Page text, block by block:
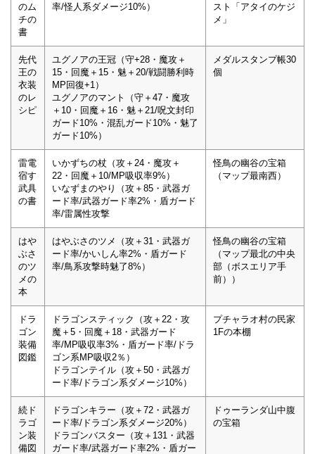
のム
チの
書
率/怪人系ダメージ10%）
スト「アタイのケジ
メ」
先代
王の
衣装
のレ
シピ
ユグノアの王冠（守+28・魔攻＋
15・回魔＋15・魅＋20/戦闘勝利時
MP回復+1）
ユグノアのマント（守＋47・魔攻
＋10・回魔＋16・魅＋21/呪文封印
ガード10%・混乱ガード10%・魅了
ガード10%）
メダルスタンプ帳30
個
雷電
宿す
武具
の書
いかずちの杖（攻＋24・魔攻＋
22・回魔＋10/MP吸収率9%）
いなずまのやり（攻＋85・武器ガ
ード率/武器ガード率2%・盾ガード
率/雷属性攻撃
怪鳥の幽谷の宝箱
（マップ最南西）
はや
ぶさ
のツ
メの
本
はやぶさのツメ（攻＋31・武器ガ
ード率/かいしん率2%・盾ガード
率/鳥系攻撃時魅了8%）
怪鳥の幽谷の宝箱
（マップ最北の中央
部（ボスエリア手
前））
ドラ
ゴン
装備
図鑑
ドラゴンスティック（攻＋22・攻
魔＋5・回魔＋18・武器ガード
率/MP吸収率3%・盾ガード率/ドラ
ゴン系MP吸収2％）
ドラゴンテイル（攻＋50・武器ガ
ード率/ドラゴン系ダメージ10%）
プチャラオ村の民家
1Fの本棚
続ド
ラゴ
ン装
備図
ドラゴンキラー（攻＋72・武器ガ
ード率/ドラゴン系ダメージ20%）
ドラゴンバスター（攻＋131・武器
ガード率/武器ガード率2%・盾ガー
ドゥーランダ山中腹
の宝箱